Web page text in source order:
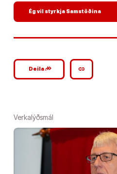
Ég vil styrkja Samstöðina
Deilagoogle_plus_reshare link
Verkalýðsmál